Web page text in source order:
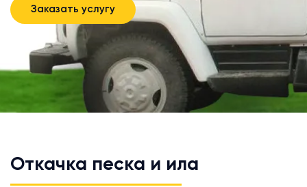
Заказать услугу
Откачка песка и ила